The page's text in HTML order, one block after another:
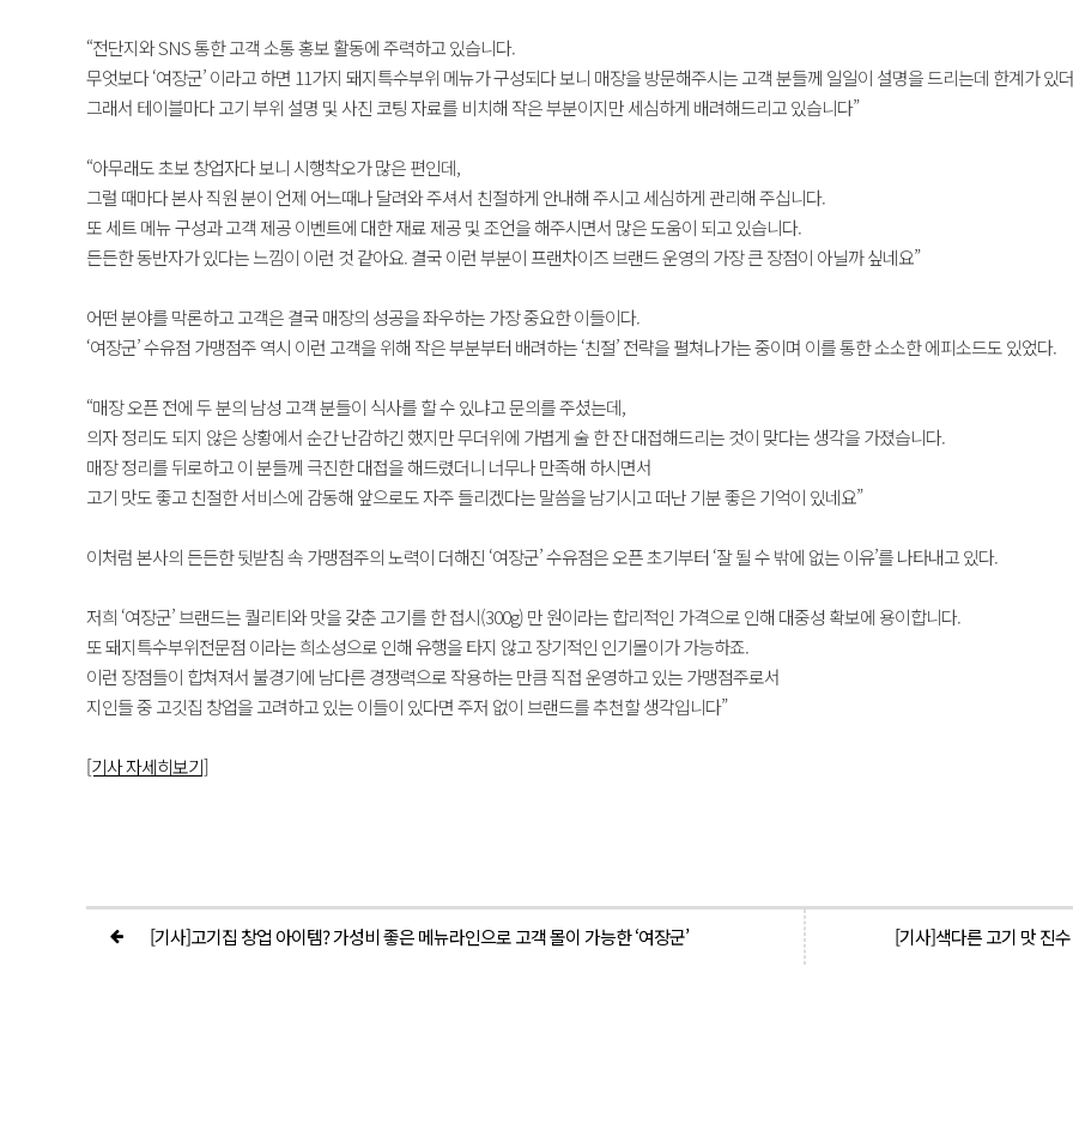
“전단지와 SNS 통한 고객 소통 홍보 활동에 주력하고 있습니다.
무엇보다 ‘여장군’ 이라고 하면 11가지 돼지특수부위 메뉴가 구성되다 보니 매장을 방문해주시는 고객 분들께 일일이 설명을 드리는데 한계가 있
그래서 테이블마다 고기 부위 설명 및 사진 코팅 자료를 비치해 작은 부분이지만 세심하게 배려해드리고 있습니다”
“아무래도 초보 창업자다 보니 시행착오가 많은 편인데,
그럴 때마다 본사 직원 분이 언제 어느때나 달려와 주셔서 친절하게 안내해 주시고 세심하게 관리해 주십니다.
또 세트 메뉴 구성과 고객 제공 이벤트에 대한 재료 제공 및 조언을 해주시면서 많은 도움이 되고 있습니다.
든든한 동반자가 있다는 느낌이 이런 것 같아요. 결국 이런 부분이 프랜차이즈 브랜드 운영의 가장 큰 장점이 아닐까 싶네요”
어떤 분야를 막론하고 고객은 결국 매장의 성공을 좌우하는 가장 중요한 이들이다.
‘여장군’ 수유점 가맹점주 역시 이런 고객을 위해 작은 부분부터 배려하는 ‘친절’ 전략을 펼쳐나가는 중이며 이를 통한 소소한 에피소드도 있었다.
“매장 오픈 전에 두 분의 남성 고객 분들이 식사를 할 수 있냐고 문의를 주셨는데,
의자 정리도 되지 않은 상황에서 순간 난감하긴 했지만 무더위에 가볍게 술 한 잔 대접해드리는 것이 맞다는 생각을 가졌습니다.
매장 정리를 뒤로하고 이 분들께 극진한 대접을 해드렸더니 너무나 만족해 하시면서
고기 맛도 좋고 친절한 서비스에 감동해 앞으로도 자주 들리겠다는 말씀을 남기시고 떠난 기분 좋은 기억이 있네요”
이처럼 본사의 든든한 뒷받침 속 가맹점주의 노력이 더해진 ‘여장군’ 수유점은 오픈 초기부터 ‘잘 될 수 밖에 없는 이유’를 나타내고 있다.
저희 ‘여장군’ 브랜드는 퀄리티와 맛을 갖춘 고기를 한 접시(300g) 만 원이라는 합리적인 가격으로 인해 대중성 확보에 용이합니다.
또 돼지특수부위전문점 이라는 희소성으로 인해 유행을 타지 않고 장기적인 인기몰이가 가능하죠.
이런 장점들이 합쳐져서 불경기에 남다른 경쟁력으로 작용하는 만큼 직접 운영하고 있는 가맹점주로서
지인들 중 고깃집 창업을 고려하고 있는 이들이 있다면 주저 없이 브랜드를 추천할 생각입니다”
[기사 자세히보기]
[기사]고기집 창업 아이템? 가성비 좋은 메뉴라인으로 고객 몰이 가능한 ‘여장군’ [기사]색다른 고기 맛 진